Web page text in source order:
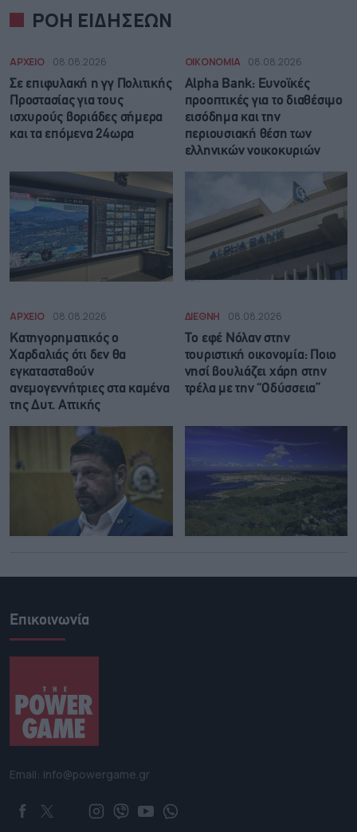
ΡΟΗ ΕΙΔΗΣΕΩΝ
ΑΡΧΕΙΟ 08.08.2026
Σε επιφυλακή η γγ Πολιτικής
Προστασίας για τους
ισχυρούς βοριάδες σήμερα
και τα επόμενα 24ωρα
ΟΙΚΟΝΟΜΙΑ 08.08.2026
Alpha Bank: Ευνοϊκές
προοπτικές για το διαθέσιμο
εισόδημα και την
περιουσιακή θέση των
ελληνικών νοικοκυριών
ΑΡΧΕΙΟ 08.08.2026
Κατηγορηματικός ο
Χαρδαλιάς ότι δεν θα
εγκατασταθούν
ανεμογεννήτριες στα καμένα
της Δυτ. Αττικής
ΔΙΕΘΝΗ 08.08.2026
Το εφέ Νόλαν στην
τουριστική οικονομία: Ποιο
νησί βουλιάζει χάρη στην
τρέλα με την “Οδύσσεια”
Επικοινωνία
Email: info@powergame.gr